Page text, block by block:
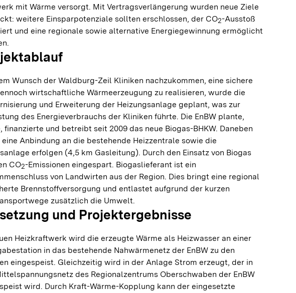
mit Wärme versorgt. Mit Vertragsverlängerung wurden neue Ziele
weitere Einsparpotenziale sollten erschlossen, der CO2-Ausstoß
und eine regionale sowie alternative Energiegewinnung ermöglicht
Wunsch der Waldburg-Zeil Kliniken nachzukommen, eine sichere
wirtschaftliche Wärmeerzeugung zu realisieren, wurde die
und Erweiterung der Heizungsanlage geplant, was zur
des Energieverbrauchs der Kliniken führte. Die EnBW plante,
finanzierte und betreibt seit 2009 das neue Biogas-BHKW. Daneben
Anbindung an die bestehende Heizzentrale sowie die
erfolgen (4,5 km Gasleitung). Durch den Einsatz von Biogas
CO2-Emissionen eingespart. Biogaslieferant ist ein
von Landwirten aus der Region. Dies bringt eine regional
Brennstoffversorgung und entlastet aufgrund der kurzen
zusätzlich die Umwelt.
und Projektergebnisse
Heizkraftwerk wird die erzeugte Wärme als Heizwasser an einer
in das bestehende Nahwärmenetz der EnBW zu den
eingespeist. Gleichzeitig wird in der Anlage Strom erzeugt, der in
des Regionalzentrums Oberschwaben der EnBW
wird. Durch Kraft-Wärme-Kopplung kann der eingesetzte